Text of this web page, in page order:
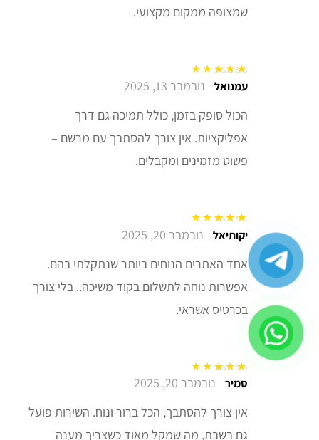
שמצופה ממקום מקצועי.
דורג5מתוך 5עמנואל נובמבר 13, 2025
הכול סופק בזמן, כולל תמיכה גם דרך
אפליקציות. אין צורך להסתבך עם מרשם –
פשוט מזמינים ומקבלים.
דורג5מתוך 5יקותיאל נובמבר 20, 2025
אחד האתרים הנוחים ביותר שנתקלתי בהם.
אפשרות נוחה לתשלום בקוד משיכה.. בלי צורך
בכרטיס אשראי.
דורג5מתוך 5סמיר נובמבר 20, 2025
אין צורך להסתבך, הכל ברור ונוח. השירות פועל
גם בשבת, מה שמקל מאוד כשצריך מענה